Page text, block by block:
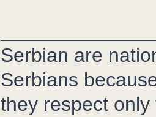
Serbian are
Serbians
they respect